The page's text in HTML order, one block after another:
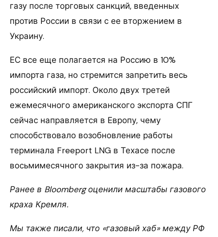
газу после торговых санкций, введенных
против России в связи с ее вторжением в
Украину.
ЕС все еще полагается на Россию в 10%
импорта газа, но стремится запретить весь
российский импорт. Около двух третей
ежемесячного американского экспорта СПГ
сейчас направляется в Европу, чему
способствовало возобновление работы
терминала Freeport LNG в Техасе после
восьмимесячного закрытия из-за пожара.
Ранее в Bloomberg оценили масштабы газового
краха Кремля.
Мы также писали, что «газовый хаб» между РФ